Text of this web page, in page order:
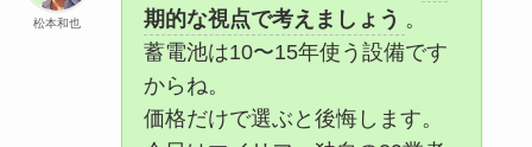
松本和也
期的な視点で考えましょう 。
蓄電池は10〜15年使う設備です
からね。
価格だけで選ぶと後悔します。